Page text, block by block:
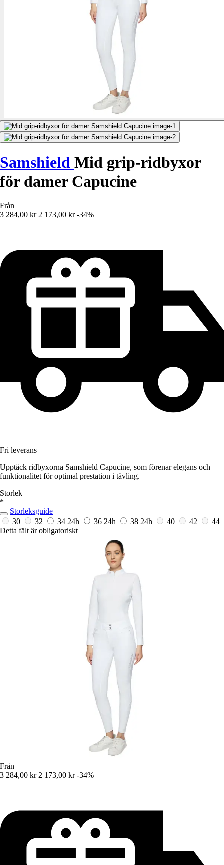
Samshield Mid grip-ridbyxor
för damer Capucine
Från
3 284,00 kr 2 173,00 kr -34%
Fri leverans
Upptäck ridbyxorna Samshield Capucine, som förenar elegans och
funktionalitet för optimal prestation i tävling.
Storlek
*
Storleksguide
30
32 34 24h 36 24h 38 24h 40 42
44
Detta fält är obligatoriskt
Från
3 284,00 kr 2 173,00 kr -34%